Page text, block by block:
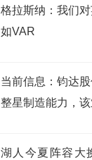
格拉斯纳：我们
如VAR
当前信息：钧达
整星制造能力，
湖人今夏阵容大